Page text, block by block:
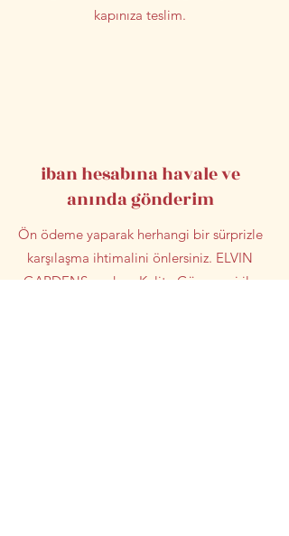
kapınıza teslim.
iban hesabına havale ve
anında gönderim
Ön ödeme yaparak herhangi bir sürprizle
karşılaşma ihtimalini önlersiniz. ELVIN
GARDENSgardens Kalite Güvencesi ile